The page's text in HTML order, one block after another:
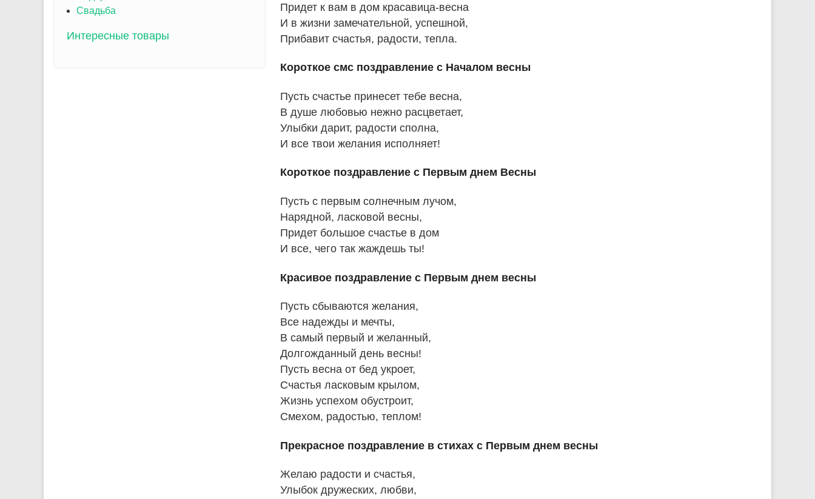
Придет к вам в дом красавица-весна
И в жизни замечательной, успешной,
Прибавит счастья, радости, тепла.
Короткое смс поздравление с Началом весны
Пусть счастье принесет тебе весна,
В душе любовью нежно расцветает,
Улыбки дарит, радости сполна,
И все твои желания исполняет!
Короткое поздравление с Первым днем Весны
Пусть с первым солнечным лучом,
Нарядной, ласковой весны,
Придет большое счастье в дом
И все, чего так жаждешь ты!
Красивое поздравление с Первым днем весны
Пусть сбываются желания,
Все надежды и мечты,
В самый первый и желанный,
Долгожданный день весны!
Пусть весна от бед укроет,
Счастья ласковым крылом,
Жизнь успехом обустроит,
Смехом, радостью, теплом!
Прекрасное поздравление в стихах с Первым днем весны
Желаю радости и счастья,
Улыбок дружеских, любви,
Свадьба
Интересные товары